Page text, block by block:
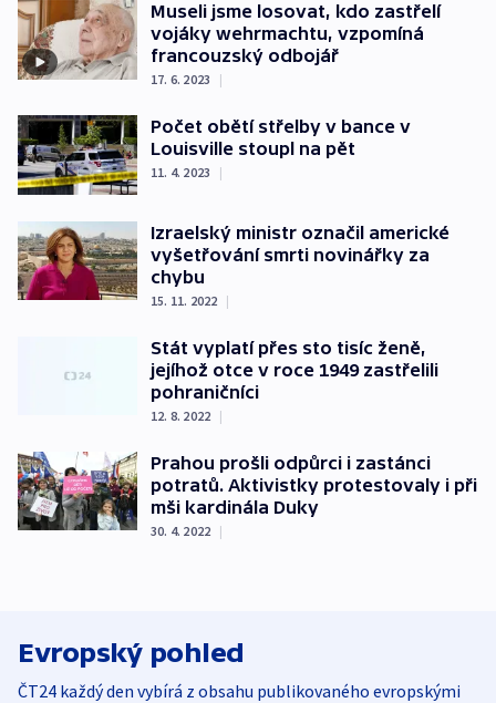
Museli jsme losovat, kdo zastřelí
vojáky wehrmachtu, vzpomíná
francouzský odbojář
17. 6. 2023 |
Počet obětí střelby v bance v
Louisville stoupl na pět
11. 4. 2023 |
Izraelský ministr označil americké
vyšetřování smrti novinářky za
chybu
15. 11. 2022 |
Stát vyplatí přes sto tisíc ženě,
jejíhož otce v roce 1949 zastřelili
pohraničníci
12. 8. 2022 |
Prahou prošli odpůrci i zastánci
potratů. Aktivistky protestovaly i při
mši kardinála Duky
30. 4. 2022 |
Evropský pohled
ČT24 každý den vybírá z obsahu publikovaného evropskými